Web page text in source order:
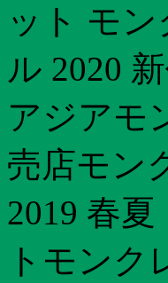
ット モ
ル 2020
アジアモ
売店モン
2019 春
トモンク